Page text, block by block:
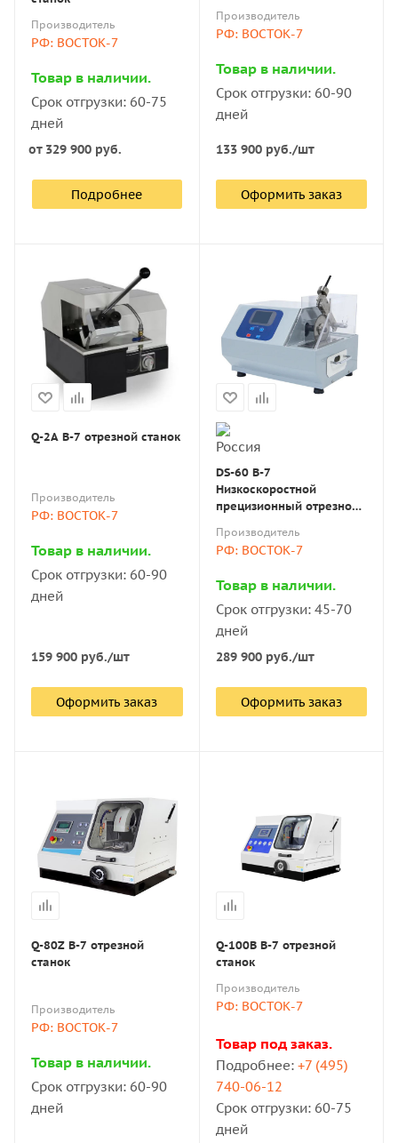
Производитель
РФ: ВОСТОК-7
Товар в наличии.
Срок отгрузки: 60-75
дней
от 329 900 руб.
Подробнее
Производитель
РФ: ВОСТОК-7
Товар в наличии.
Срок отгрузки: 60-90
дней
133 900руб./шт
Оформить заказ
Q-2A В-7 отрезной станок
Производитель
РФ: ВОСТОК-7
Товар в наличии.
Срок отгрузки: 60-90
дней
159 900 руб./шт
Оформить заказ
DS-60 В-7
Низкоскоростной
прецизионный отрезной
Производитель
РФ: ВОСТОК-7
Товар в наличии.
Срок отгрузки: 45-70
дней
289 900руб./шт
Оформить заказ
Q-80Z B-7 отрезной
станок
Производитель
РФ: ВОСТОК-7
Товар в наличии.
Срок отгрузки: 60-90
дней
Q-100В B-7 отрезной
станок
Производитель
РФ: ВОСТОК-7
Товар под заказ.
Подробнее: +7 (495)
740-06-12
Срок отгрузки: 60-75
дней